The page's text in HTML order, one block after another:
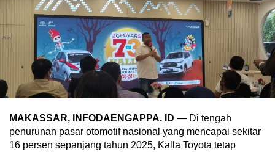
MAKASSAR, INFODAENGAPPA. ID — Di tengah
penurunan pasar otomotif nasional yang mencapai sekitar
16 persen sepanjang tahun 2025, Kalla Toyota tetap